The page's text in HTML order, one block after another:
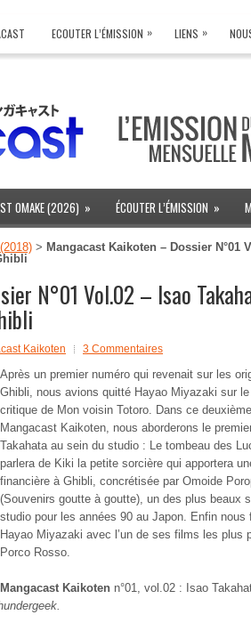
ECOUTER L’ÉMISSION » LIENS »
OMAKE (2026) » ÉCOUTER L’ÉMISSION »
> Mangacast Kaikoten – Dossier N°01
N°01 Vol.02 – Isao
Kaikoten 3 Commentaires
Après un premier numéro qui revenait sur les
Ghibli, nous avions quitté Hayao Miyazaki sur
critique de Mon voisin Totoro. Dans ce
Mangacast Kaikoten, nous aborderons le
Takahata au sein du studio : Le tombeau des
parlera de Kiki la petite sorcière qui apportera
financière à Ghibli, concrétisée par Omoide
(Souvenirs goutte à goutte), un des plus beaux
studio pour les années 90 au Japon. Enfin nous
Hayao Miyazaki avec l’un de ses films les plus
Porco Rosso.
Mangacast Kaikoten n°01, vol.02 : Isao